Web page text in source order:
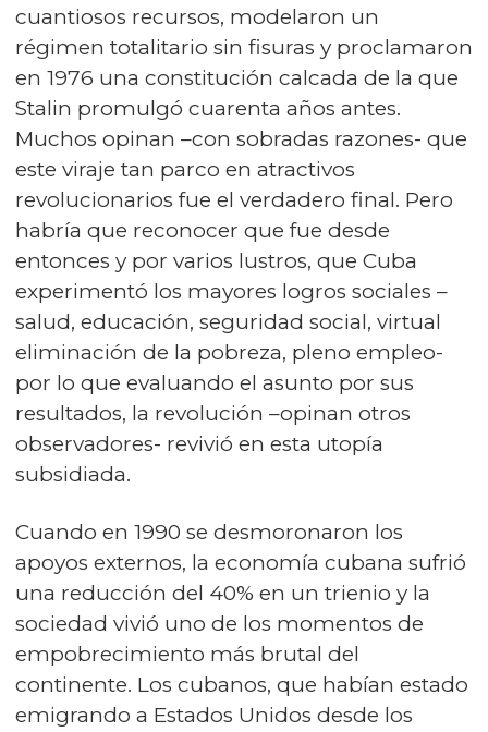
cuantiosos recursos, modelaron un
régimen totalitario sin fisuras y proclamaron
en 1976 una constitución calcada de la que
Stalin promulgó cuarenta años antes.
Muchos opinan –con sobradas razones- que
este viraje tan parco en atractivos
revolucionarios fue el verdadero final. Pero
habría que reconocer que fue desde
entonces y por varios lustros, que Cuba
experimentó los mayores logros sociales –
salud, educación, seguridad social, virtual
eliminación de la pobreza, pleno empleo-
por lo que evaluando el asunto por sus
resultados, la revolución –opinan otros
observadores- revivió en esta utopía
subsidiada.
Cuando en 1990 se desmoronaron los
apoyos externos, la economía cubana sufrió
una reducción del 40% en un trienio y la
sociedad vivió uno de los momentos de
empobrecimiento más brutal del
continente. Los cubanos, que habían estado
emigrando a Estados Unidos desde los